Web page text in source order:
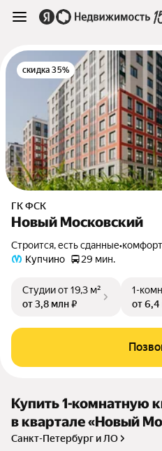
скидка 35%
ГК ФСК
Новый Московский
Строится, есть сданные•комфорт
Купчино
29 мин.
Студииот 19,3 м²
от 3,8 млн ₽
1-
от
Купить 1-комнатную
в квартале «Новый
Санкт-Петербург и ЛО